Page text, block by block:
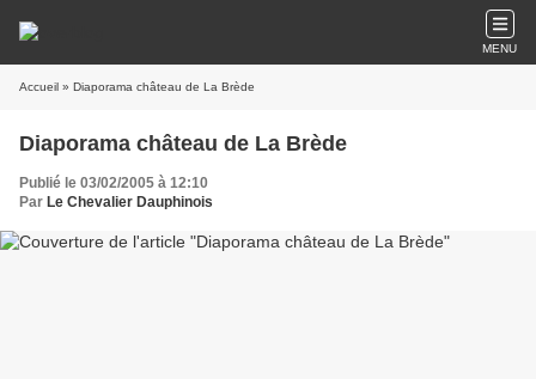
MENU
Accueil » Diaporama château de La Brède
Diaporama château de La Brède
Publié le 03/02/2005 à 12:10
Par Le Chevalier Dauphinois